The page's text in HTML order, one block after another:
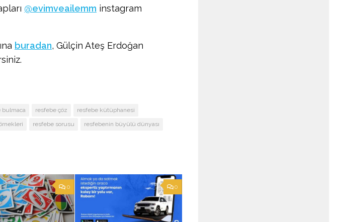
@evimveailemm instagram
buradan, Gülçin Ateş Erdoğan
bulmaca resfebe çöz
resfebe kütüphanesi
resfebe sorusu resfebenin büyülü dünyası
0 0